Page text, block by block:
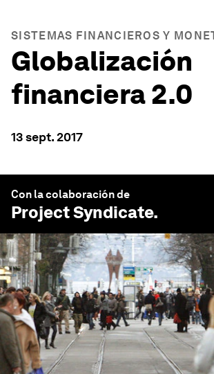
SISTEMAS FINANCIEROS Y
Globalización
financiera 2.0
13 sept. 2017
Con la colaboración de
Project Syndicate.